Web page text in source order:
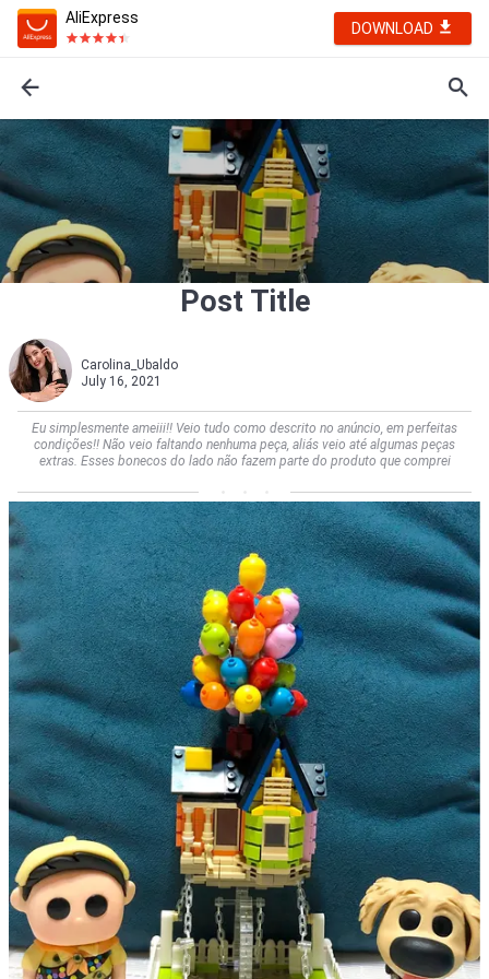
AliExpress
DOWNLOAD
Post Title
Carolina_Ubaldo
July 16, 2021
Eu simplesmente ameiii!! Veio tudo como descrito no anúncio, em perfeitas
condições!! Não veio faltando nenhuma peça, aliás veio até algumas peças
extras. Esses bonecos do lado não fazem parte do produto que comprei